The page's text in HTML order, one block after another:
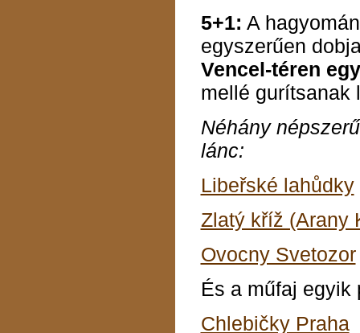
5+1: A
egyszerűen
Vencel-téren
mellé gurítsanak
Néhány
lánc:
Libeřské lahůdky
Zlatý kříž (Arany
Ovocny Svetozor
És a műfaj egyik
Chlebičky Praha